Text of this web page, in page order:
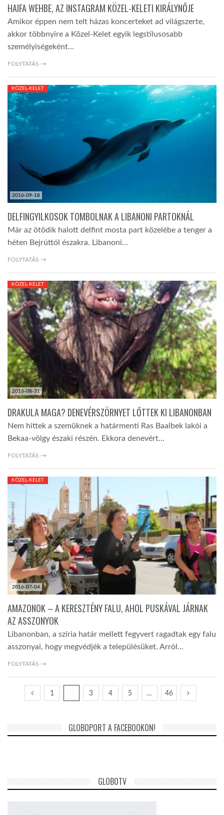
HAIFA WEHBE, AZ INSTAGRAM KÖZEL-KELETI KIRÁLYNŐJE
Amikor éppen nem telt házas koncerteket ad világszerte,
akkor többnyire a Közel-Kelet egyik legstílusosabb
személyiségeként…
FOLYTATÁS →
2016-09-18
KÖZEL-KELET
DELFINGYILKOSOK TOMBOLNAK A LIBANONI PARTOKNÁL
Már az ötödik halott delfint mosta part közelébe a tenger a
héten Bejrúttól északra. Libanoni…
FOLYTATÁS →
2016-08-31
KÖZEL-KELET
DRAKULA MAGA? DENEVÉRSZÖRNYET LŐTTEK KI LIBANONBAN
Nem hittek a szemüknek a határmenti Ras Baalbek lakói a
Bekaa-völgy északi részén. Ekkora denevért…
FOLYTATÁS →
2016-07-04
KÖZEL-KELET
AMAZONOK – A KERESZTÉNY FALU, AHOL PUSKÁVAL JÁRNAK
AZ ASSZONYOK
Libanonban, a szíria határ mellett fegyvert ragadtak egy falu
asszonyai, hogy megvédjék a településüket. Arról…
FOLYTATÁS →
1 3 4 5 … 46
GLOBOPORT A FACEBOOKON!
GLOBOTV